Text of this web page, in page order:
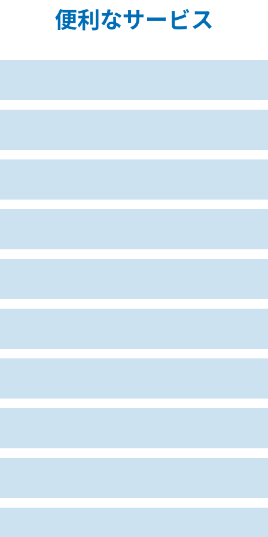
便利なサービス